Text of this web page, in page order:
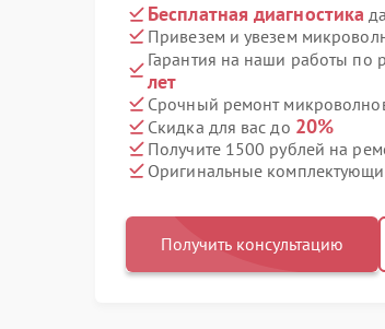
Бесплатная диагностика
Привезем и увезем
Гарантия на наши работы по
лет
Срочный ремонт
Скидка для вас до 20%
Получите 1500 рублей на
Оригинальные
Получить консультацию